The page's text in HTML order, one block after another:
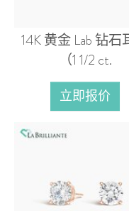
14K 黄金 Lab 钻石
（1 1/2 ct.
立即报价